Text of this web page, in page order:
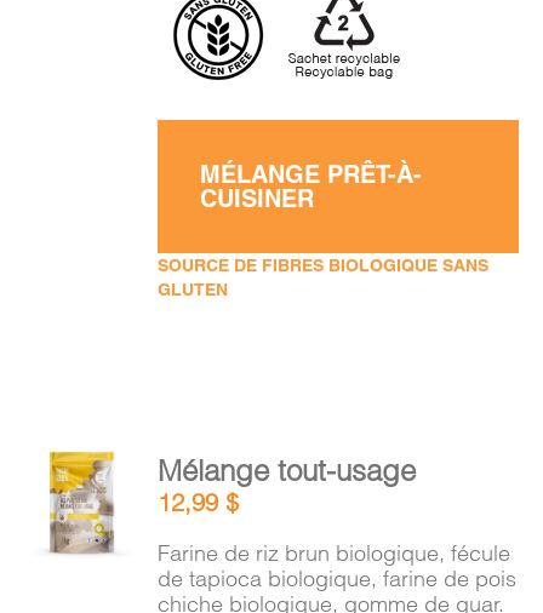
MÉLANGE PRÊT-À-
CUISINER
SOURCE DE FIBRES BIOLOGIQUE SANS
GLUTEN
AJOUTER
AU
PANIER
/
DÉTAILS
Mélange tout-usage
12,99$
Farine de riz brun biologique, fécule
de tapioca biologique, farine de pois
chiche biologique, gomme de guar.